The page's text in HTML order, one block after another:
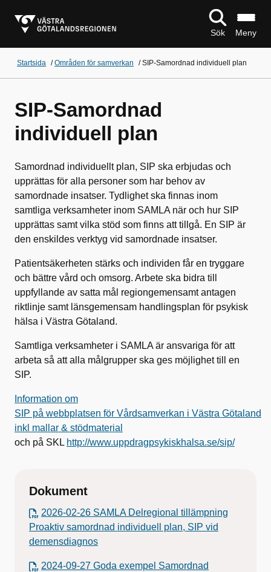
Sök Meny
Startsida /Områden för samverkan /SIP-Samordnad individuell plan
SIP-Samordnad
individuell plan
Samordnad individuellt plan, SIP ska erbjudas och
upprättas för alla personer som har behov av
samordnade insatser. Tydlighet ska finnas inom
samtliga verksamheter inom SAMLA när och hur SIP
upprättas samt vilka stöd som finns att tillgå. En SIP är
den enskildes verktyg vid samordnade insatser.
Patientsäkerheten stärks och individen får en tryggare
och bättre vård och omsorg. Arbete ska bidra till
uppfyllande av satta mål regiongemensamt antagen
riktlinje samt länsgemensam handlingsplan för psykisk
hälsa i Västra Götaland.
Samtliga verksamheter i SAMLA är ansvariga för att
arbeta så att alla målgrupper ska ges möjlighet till en
SIP.
Information om
SIP på webbplatsen för Vårdsamverkan i Västra Götaland
inkl mallar & stödmaterial
och på SKL http://www.uppdragpsykiskhalsa.se/sip/
Dokument
2026-02-26 SAMLA Delregional tillämpning
Proaktiv samordnad individuell plan, SIP vid
demensdiagnos
2024-09-27 Goda exempel Samordnad